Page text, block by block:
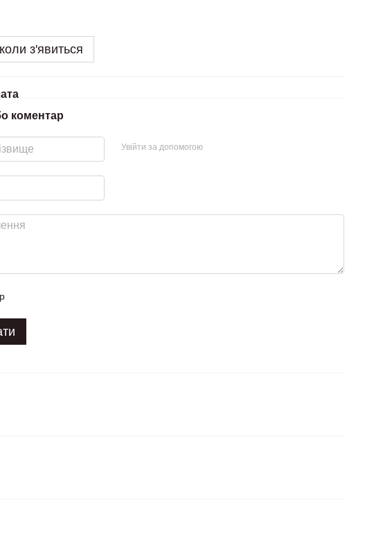
з'явиться
коментар
Увійти за допомогою